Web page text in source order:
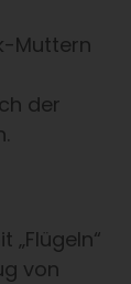
Muttern
der
„Flügeln“
von